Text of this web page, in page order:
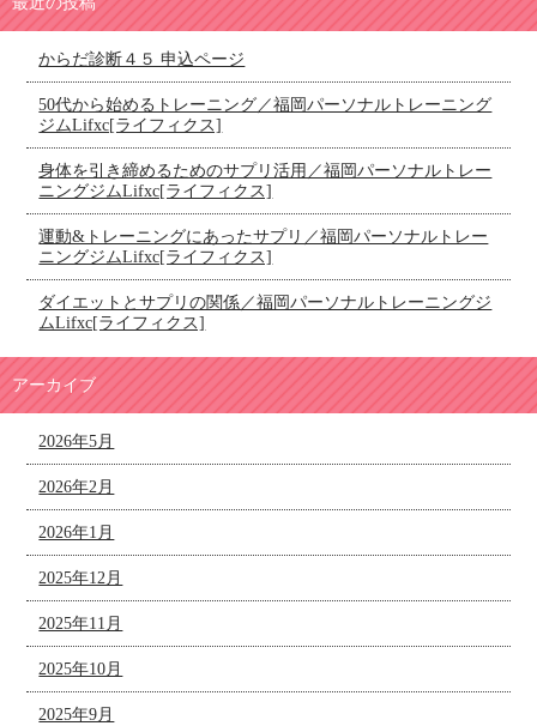
からだ診断４５ 申込ページ
50代から始めるトレーニング／福岡パーソナルトレーニング
ジムLifxc[ライフィクス]
身体を引き締めるためのサプリ活用／福岡パーソナルトレー
ニングジムLifxc[ライフィクス]
運動&トレーニングにあったサプリ／福岡パーソナルトレー
ニングジムLifxc[ライフィクス]
ダイエットとサプリの関係／福岡パーソナルトレーニングジ
ムLifxc[ライフィクス]
アーカイブ
2026年5月
2026年2月
2026年1月
2025年12月
2025年11月
2025年10月
2025年9月